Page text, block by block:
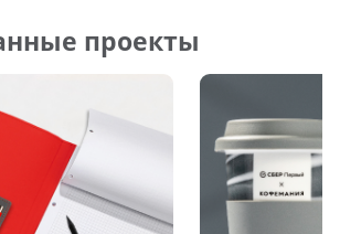
проекты